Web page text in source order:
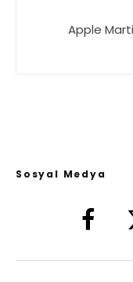
Apple
Sosyal Medya